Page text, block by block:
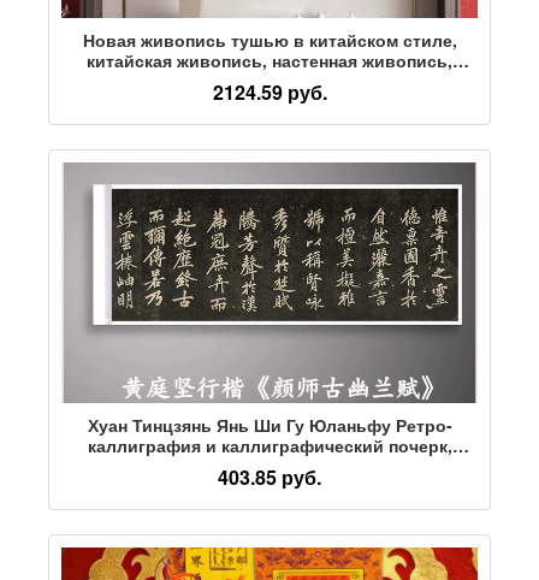
Новая живопись тушью в китайском стиле,
китайская живопись, настенная живопись,
подвесная картина на крыльце, вертикальная
версия, чайная комната с ламинированным
ледяным шелком, кабинет, роспись для
2124.59 руб.
Хуан Тинцзянь Янь Ши Гу Юланьфу Ретро-
каллиграфия и каллиграфический почерк,
аутентичная копия с микрораспылением
высокой четкости, просмотр украшения копии
403.85 руб.